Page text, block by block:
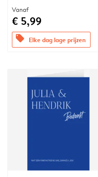
Vanaf
€ 5,99
offers Elke dag lage prijzen